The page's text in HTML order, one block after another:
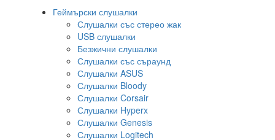
Геймърски слушалки
Слушалки със стерео жак
USB слушалки
Безжични слушалки
Слушалки със съраунд
Слушалки ASUS
Слушалки Bloody
Слушалки Corsair
Слушалки Hyperx
Слушалки Genesis
Слушалки Logitech